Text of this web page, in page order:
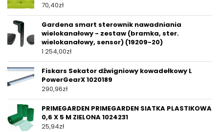
70,40zł
Gardena smart sterownik nawadniania
wielokanałowy - zestaw (bramka, ster.
wielokanałowy, sensor) (19209-20)
1 254,00zł
Fiskars Sekator dźwigniowy kowadełkowy L
PowerGearX 1020189
290,96zł
PRIMEGARDEN PRIMEGARDEN SIATKA PLASTIKOWA
0,6 X 5 M ZIELONA 1024231
25,94zł